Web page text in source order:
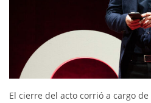
El cierre del acto corrió a cargo